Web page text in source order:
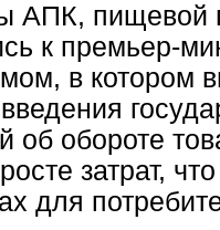
АПК, пищевой
к премьер-
в котором
об обороте
затрат,
для